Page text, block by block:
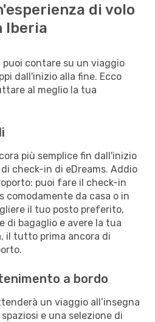
di volo
Iberia
puoi contare su un viaggio
dall'inizio alla fine. Ecco
al meglio la tua
più semplice fin dall'inizio
check-in di eDreams. Addio
puoi fare il check-in
comodamente da casa o in
il tuo posto preferito,
di bagaglio e avere la tua
il tutto prima ancora di
a bordo
un viaggio all’insegna
e una selezione di